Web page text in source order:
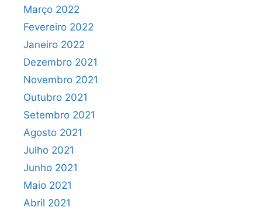
Março 2022
Fevereiro 2022
Janeiro 2022
Dezembro 2021
Novembro 2021
Outubro 2021
Setembro 2021
Agosto 2021
Julho 2021
Junho 2021
Maio 2021
Abril 2021